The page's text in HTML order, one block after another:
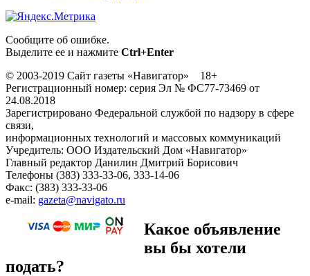
Сообщите об ошибке.
Выделите ее и нажмите Ctrl+Enter
© 2003-2019 Сайт газеты «Навигатор» 18+
Регистрационный номер: серия Эл № ФС77-73469 от
24.08.2018
Зарегистрировано Федеральной службой по надзору в сфере
связи,
информационных технологий и массовых коммуникаций
Учредитель: ООО Издательский Дом «Навигатор»
Главный редактор Данилин Дмитрий Борисович
Телефоны (383) 333-33-06, 333-14-06
Факс: (383) 333-33-06
e-mail: gazeta@navigato.ru
Какое объявление
вы бы хотели
подать?